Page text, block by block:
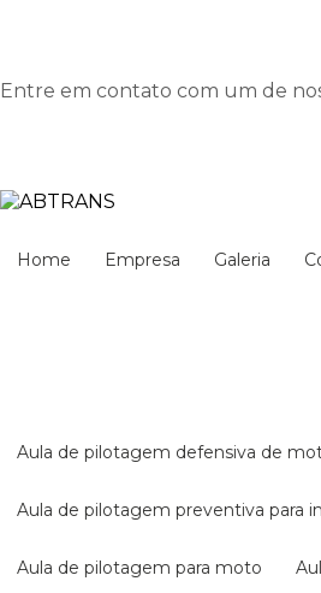
Entre em contato com um de
Home Empresa Galeria
aula de pilotagem defensiva de
aula de pilotagem preventiva para
aula de pilotagem para moto